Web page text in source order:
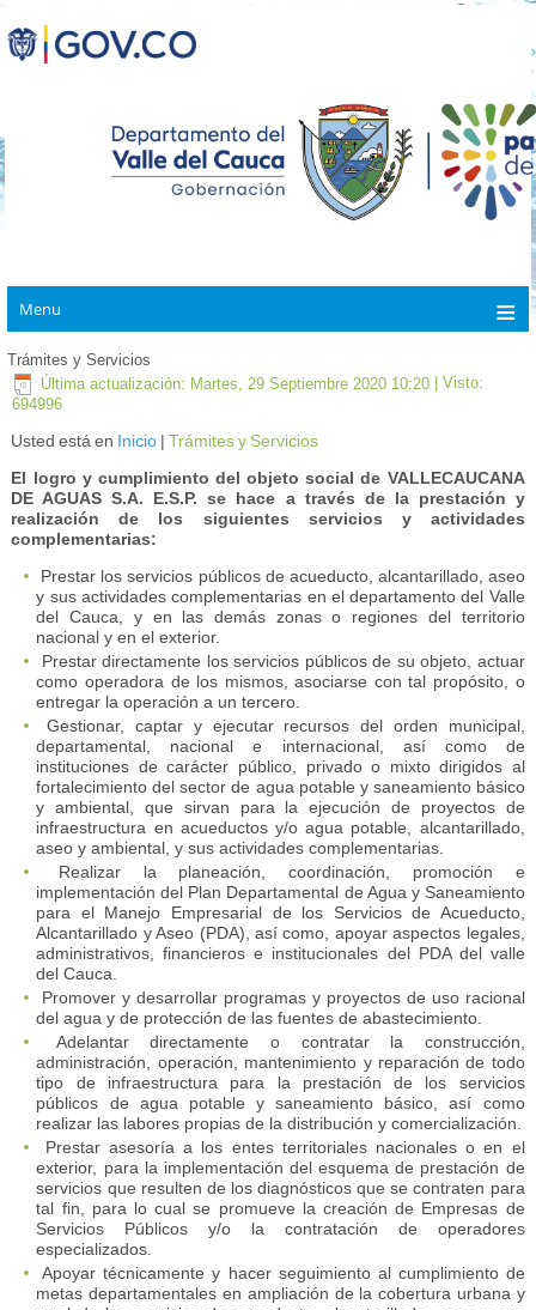
Menu
Trámites y Servicios
Última actualización: Martes, 29 Septiembre 2020 10:20 | Visto:
694996
Usted está en Inicio |Trámites y Servicios
El logro y cumplimiento del objeto social de VALLECAUCANA
DE AGUAS S.A. E.S.P. se hace a través de la prestación y
realización de los siguientes servicios y actividades
complementarias:
Prestar los servicios públicos de acueducto, alcantarillado, aseo
y sus actividades complementarias en el departamento del Valle
del Cauca, y en las demás zonas o regiones del territorio
nacional y en el exterior.
Prestar directamente los servicios públicos de su objeto, actuar
como operadora de los mismos, asociarse con tal propósito, o
entregar la operación a un tercero.
Gestionar, captar y ejecutar recursos del orden municipal,
departamental, nacional e internacional, así como de
instituciones de carácter público, privado o mixto dirigidos al
fortalecimiento del sector de agua potable y saneamiento básico
y ambiental, que sirvan para la ejecución de proyectos de
infraestructura en acueductos y/o agua potable, alcantarillado,
aseo y ambiental, y sus actividades complementarias.
Realizar la planeación, coordinación, promoción e
implementación del Plan Departamental de Agua y Saneamiento
para el Manejo Empresarial de los Servicios de Acueducto,
Alcantarillado y Aseo (PDA), así como, apoyar aspectos legales,
administrativos, financieros e institucionales del PDA del valle
del Cauca.
Promover y desarrollar programas y proyectos de uso racional
del agua y de protección de las fuentes de abastecimiento.
Adelantar directamente o contratar la construcción,
administración, operación, mantenimiento y reparación de todo
tipo de infraestructura para la prestación de los servicios
públicos de agua potable y saneamiento básico, así como
realizar las labores propias de la distribución y comercialización.
Prestar asesoría a los entes territoriales nacionales o en el
exterior, para la implementación del esquema de prestación de
servicios que resulten de los diagnósticos que se contraten para
tal fin, para lo cual se promueve la creación de Empresas de
Servicios Públicos y/o la contratación de operadores
especializados.
Apoyar técnicamente y hacer seguimiento al cumplimiento de
metas departamentales en ampliación de la cobertura urbana y